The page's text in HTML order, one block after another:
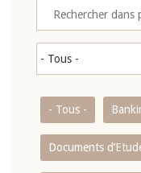
- Tous -
Documents